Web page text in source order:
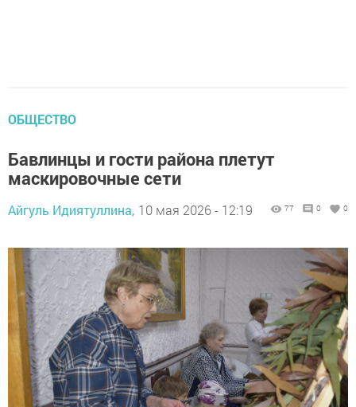
ОБЩЕСТВО
Бавлинцы и гости района плетут
маскировочные сети
Айгуль Идиятуллина, 10 мая 2026 - 12:19 77 0 0